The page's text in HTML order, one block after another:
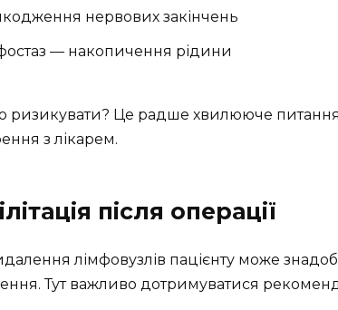
нервових закінчень
— накопичення рідини
ризикувати? Це радше хвилююче
з лікарем.
після операції
лімфовузлів пацієнту може
Тут важливо дотримуватися